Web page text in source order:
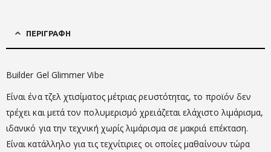
ΠΕΡΙΓΡΑΦΉ
Builder Gel Glimmer Vibe
Είναι ένα τζελ χτισίματος μέτριας ρευστότητας, το προϊόν δεν
τρέχει και μετά τον πολυμερισμό χρειάζεται ελάχιστο λιμάρισμα,
ιδανικό για την τεχνική χωρίς λιμάρισμα σε μακριά επέκταση.
Είναι κατάλληλο για τις τεχνίτιριες οι οποίες μαθαίνουν τώρα